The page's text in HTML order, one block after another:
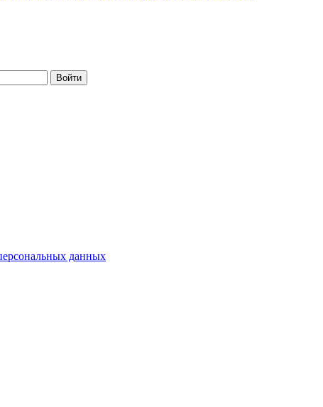
Войти
данных